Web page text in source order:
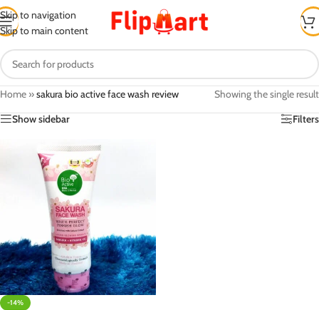
Skip to navigation
Skip to main content
Home »sakura bio active face wash review
Showing the single result
Show sidebar
Filters
-14%